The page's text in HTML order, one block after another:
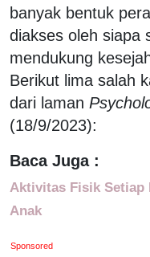
banyak bentuk
diakses oleh siapa
mendukung
Berikut lima salah
dari laman
(18/9/2023):
Baca Juga :
Aktivitas Fisik Setiap
Anak
Sponsored